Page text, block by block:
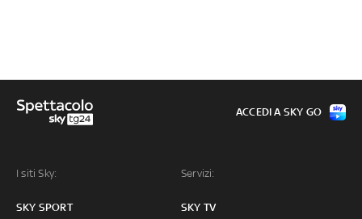
I siti Sky:
SKY SPORT
Servizi:
SKY TV
ACCEDI A SKY GO